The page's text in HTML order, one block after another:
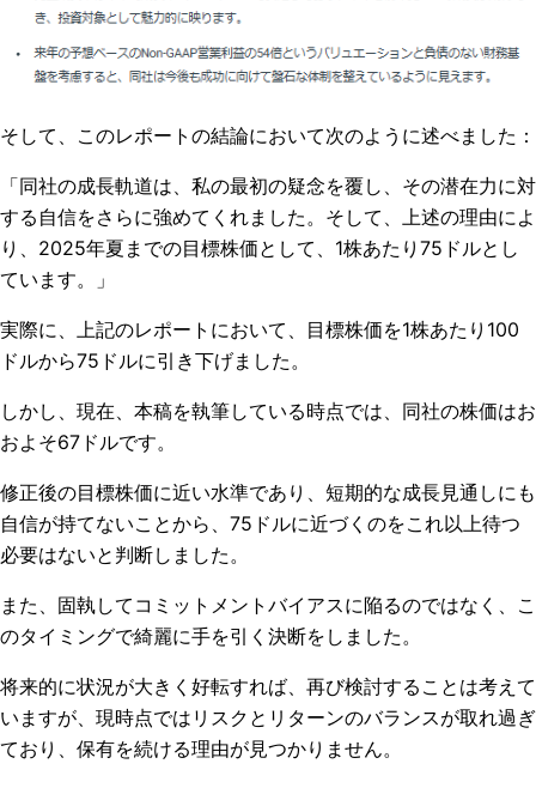
そして、このレポートの結論において次のように述べました：
「同社の成長軌道は、私の最初の疑念を覆し、その潜在力に対
する自信をさらに強めてくれました。そして、上述の理由によ
り、2025年夏までの目標株価として、1株あたり75ドルとし
ています。」
実際に、上記のレポートにおいて、目標株価を1株あたり100
ドルから75ドルに引き下げました。
しかし、現在、本稿を執筆している時点では、同社の株価はお
およそ67ドルです。
修正後の目標株価に近い水準であり、短期的な成長見通しにも
自信が持てないことから、75ドルに近づくのをこれ以上待つ
必要はないと判断しました。
また、固執してコミットメントバイアスに陥るのではなく、こ
のタイミングで綺麗に手を引く決断をしました。
将来的に状況が大きく好転すれば、再び検討することは考えて
いますが、現時点ではリスクとリターンのバランスが取れ過ぎ
ており、保有を続ける理由が見つかりません。